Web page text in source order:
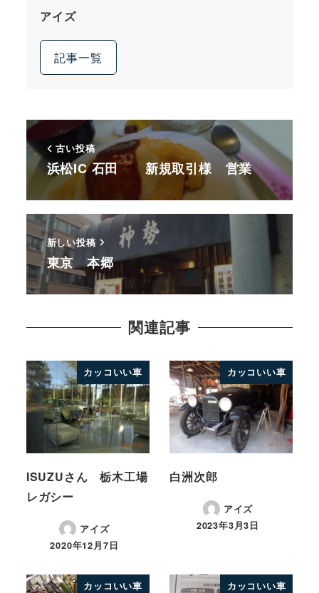
アイズ
記事一覧
古い投稿
浜松IC 石田 新規取引様 営業
新しい投稿
東京 本郷
関連記事
カッコいい車
ISUZUさん 栃木工場
レガシー
アイズ
2020年12月7日
カッコいい車
白洲次郎
アイズ
2023年3月3日
カッコいい車 カッコいい車